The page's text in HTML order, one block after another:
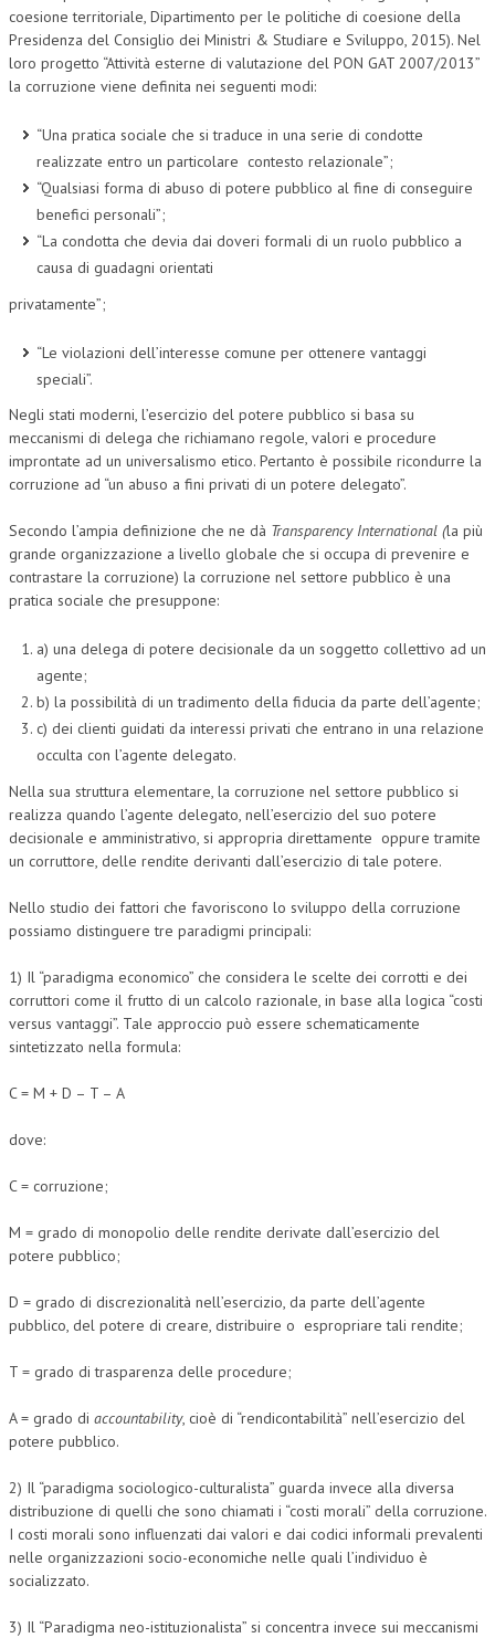
coesione territoriale, Dipartimento per le politiche di coesione della
Presidenza del Consiglio dei Ministri & Studiare e Sviluppo, 2015). Nel
loro progetto “Attività esterne di valutazione del PON GAT 2007/2013”
la corruzione viene definita nei seguenti modi:
“Una pratica sociale che si traduce in una serie di condotte
realizzate entro un particolare contesto relazionale”;
“Qualsiasi forma di abuso di potere pubblico al fine di conseguire
benefici personali”;
“La condotta che devia dai doveri formali di un ruolo pubblico a
causa di guadagni orientati
privatamente”;
“Le violazioni dell’interesse comune per ottenere vantaggi
speciali”.
Negli stati moderni, l’esercizio del potere pubblico si basa su
meccanismi di delega che richiamano regole, valori e procedure
improntate ad un universalismo etico. Pertanto è possibile ricondurre la
corruzione ad “un abuso a fini privati di un potere delegato”.
Secondo l’ampia definizione che ne dà Transparency International (la più
grande organizzazione a livello globale che si occupa di prevenire e
contrastare la corruzione) la corruzione nel settore pubblico è una
pratica sociale che presuppone:
a) una delega di potere decisionale da un soggetto collettivo ad un
agente;
b) la possibilità di un tradimento della fiducia da parte dell’agente;
c) dei clienti guidati da interessi privati che entrano in una relazione
occulta con l’agente delegato.
Nella sua struttura elementare, la corruzione nel settore pubblico si
realizza quando l’agente delegato, nell’esercizio del suo potere
decisionale e amministrativo, si appropria direttamente oppure tramite
un corruttore, delle rendite derivanti dall’esercizio di tale potere.
Nello studio dei fattori che favoriscono lo sviluppo della corruzione
possiamo distinguere tre paradigmi principali:
1) Il “paradigma economico” che considera le scelte dei corrotti e dei
corruttori come il frutto di un calcolo razionale, in base alla logica “costi
versus vantaggi”. Tale approccio può essere schematicamente
sintetizzato nella formula:
C = M + D – T – A
dove:
C = corruzione;
M = grado di monopolio delle rendite derivate dall’esercizio del
potere pubblico;
D = grado di discrezionalità nell’esercizio, da parte dell’agente
pubblico, del potere di creare, distribuire o espropriare tali rendite;
T = grado di trasparenza delle procedure;
A = grado di accountability, cioè di “rendicontabilità” nell’esercizio del
potere pubblico.
2) Il “paradigma sociologico-culturalista” guarda invece alla diversa
distribuzione di quelli che sono chiamati i “costi morali” della corruzione.
I costi morali sono influenzati dai valori e dai codici informali prevalenti
nelle organizzazioni socio-economiche nelle quali l’individuo è
socializzato.
3) Il “Paradigma neo-istituzionalista” si concentra invece sui meccanismi